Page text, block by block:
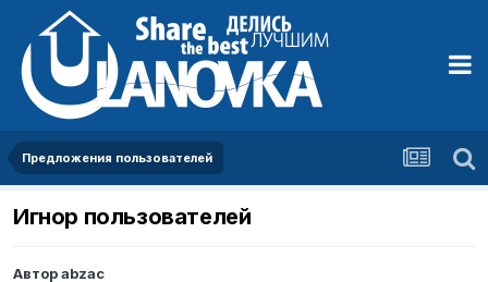
Предложения пользователей
Игнор пользователей
Авторabzac